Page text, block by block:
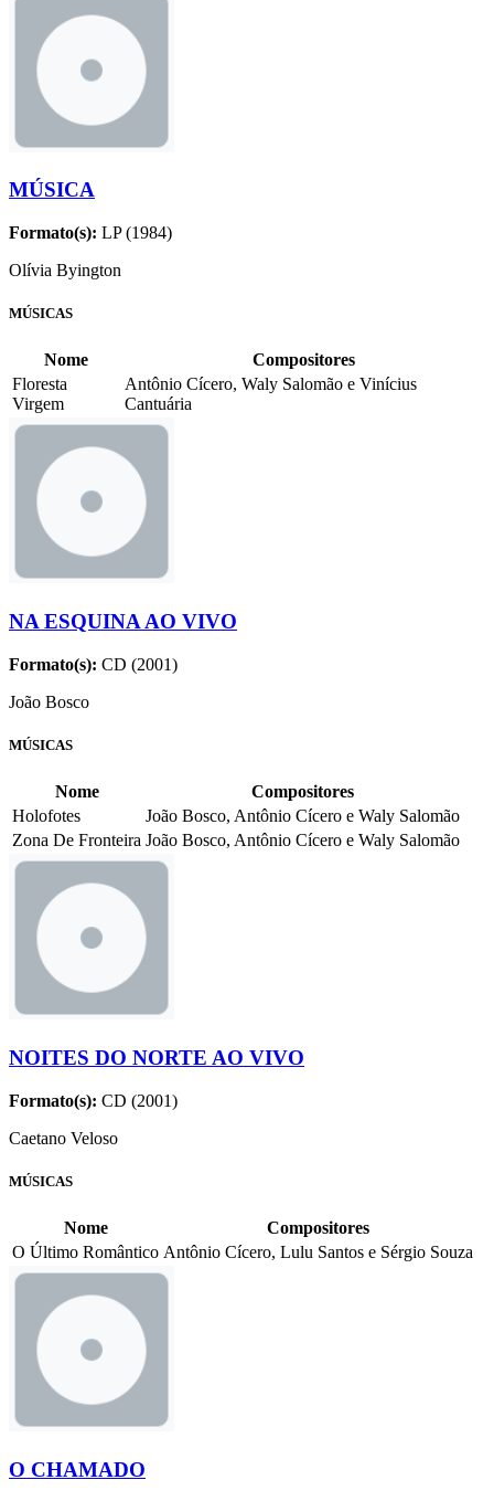
MÚSICA
Formato(s): LP (1984)
Olívia Byington
MÚSICAS
Nome
Compositores
Floresta
Virgem
Antônio Cícero, Waly Salomão e Vinícius
Cantuária
NA ESQUINA AO VIVO
Formato(s): CD (2001)
João Bosco
MÚSICAS
Nome
Compositores
Holofotes
João Bosco, Antônio Cícero e Waly Salomão
Zona De Fronteira João Bosco, Antônio Cícero e Waly Salomão
NOITES DO NORTE AO VIVO
Formato(s): CD (2001)
Caetano Veloso
MÚSICAS
Nome
Compositores
O Último Romântico Antônio Cícero, Lulu Santos e Sérgio Souza
O CHAMADO